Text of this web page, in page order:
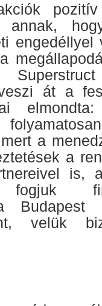
pozitív
annak,
át a
a
a
is,
fogjuk
Budapest
velük